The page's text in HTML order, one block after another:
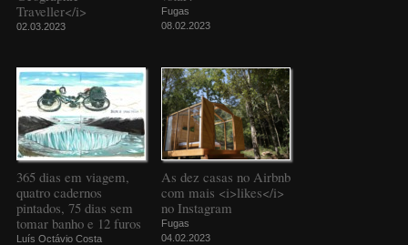
Traveller</i>
02.03.2023
Fugas
08.02.2023
365 dias em viagem,
quatro cadernos
pintados, 75 dias sem
tomar banho e 12 furos
Luís Octávio Costa
As dez casas no Airbnb
com mais <i>likes</i>
no Instagram
Fugas
04.02.2023